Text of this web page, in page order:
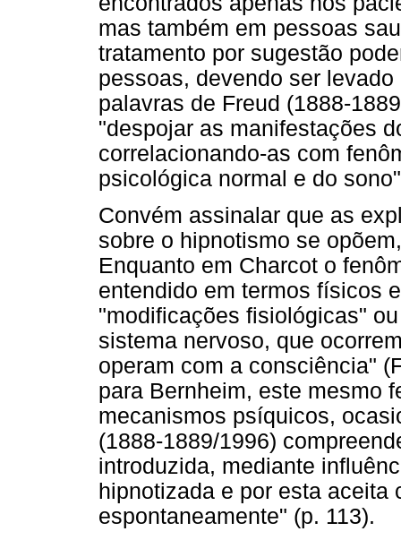
mas também em pessoas
tratamento por sugestão
pessoas, devendo ser
palavras de Freud (1888-
"despojar as manifestações
correlacionando-as com
psicológica normal e do
Convém assinalar que as
sobre o hipnotismo se
Enquanto em Charcot o
entendido em termos físicos
"modificações fisiológicas"
sistema nervoso, que
operam com a consciência"
para Bernheim, este mesmo
mecanismos psíquicos,
(1888-1889/1996)
introduzida, mediante
hipnotizada e por esta aceita
espontaneamente" (p. 113).